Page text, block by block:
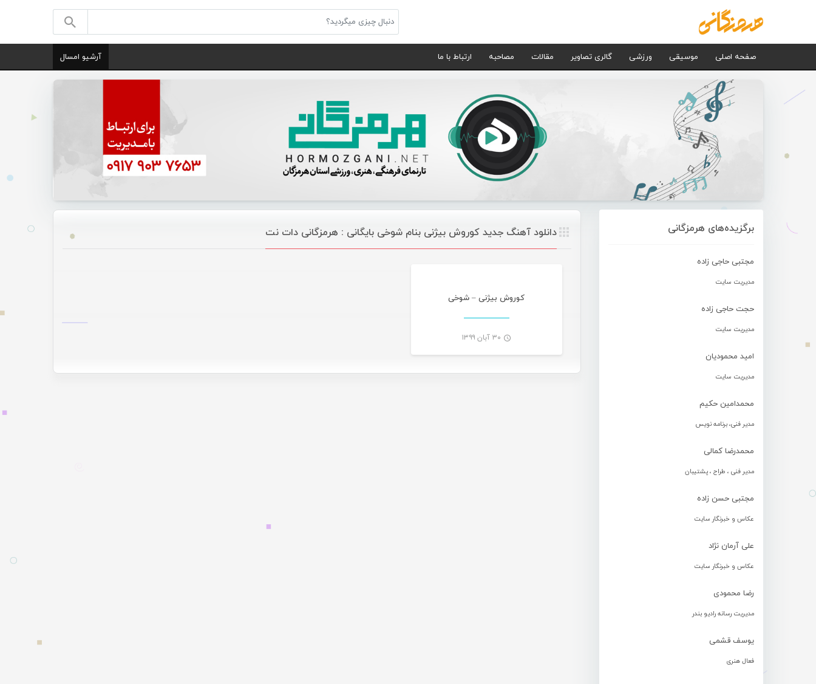
صفحه اصلی موسیقی ورزشی گالری تصاویر مقالات مصاحبه ارتباط با ما آرشیو امسال
برگزیده‌های هرمزگانی
مجتبی حاجی زاده
مدیریت سایت
حجت حاجی زاده
مدیریت سایت
امید محمودیان
مدیریت سایت
محمدامین حکیم
مدیر فنی، برنامه نویس
محمدرضا کمالی
مدیر فنی ، طراح ، پشتیبان
مجتبی حسن زاده
عکاس و خبرنگار سایت
علی آرمان نژاد
عکاس و خبرنگار سایت
رضا محمودی
مدیریت رسانه رادیو بندر
یوسف قشمی
فعال هنری
دانلود آهنگ جدید کوروش بیژنی بنام شوخی بایگانی : هرمزگانی دات نت
کوروش بیژنی – شوخی
۳۰ آبان ۱۳۹۹